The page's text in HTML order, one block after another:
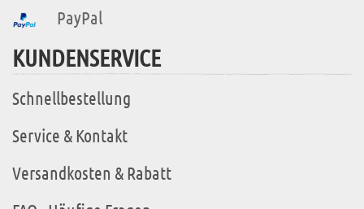
PayPal
KUNDENSERVICE
Schnellbestellung
Service & Kontakt
Versandkosten & Rabatt